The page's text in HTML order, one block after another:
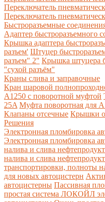
Переключатель
Переключатель
Быстроразъемные
Адаптер быстроразъемного
Крышка адаптера
разъем' Штуцер
разъем" 2" Крышка штуцера
"сухой разъём"
Краны слива и заправочные
Кран шаровой
A1250 с поворотной муфтой
25A Муфта поворотная для
Клапаны отсечные Крышки
Решения
Электронная пломбировка
Электронная пломбировка
налива и слива
налива и слива
транспортировки, полноты
для новых автоцистерн
автоцистерны Пассивная
простая система ЛОКОЙЛ